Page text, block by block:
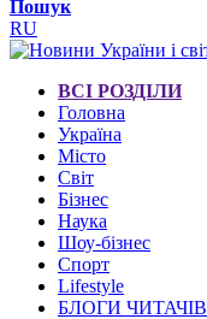
Пошук
RU
ВСІ РОЗДІЛИ
Головна
Україна
Місто
Світ
Бізнес
Наука
Шоу-бізнес
Спорт
Lifestyle
БЛОГИ ЧИТАЧІВ